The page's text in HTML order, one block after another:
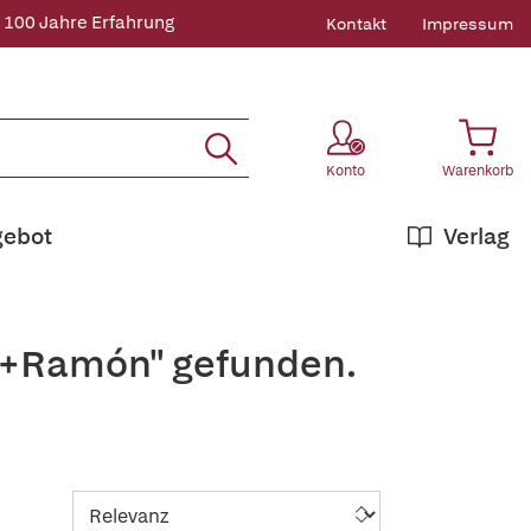
100 Jahre Erfahrung Kontakt Impressum
Konto Warenkorb
Verlag
gefunden.